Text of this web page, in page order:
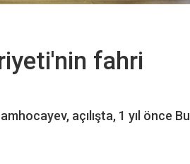
fahri
açılışta, 1 yıl önce